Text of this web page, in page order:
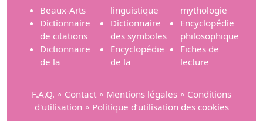
Beaux-Arts
Dictionnaire
de citations
Dictionnaire
de la
linguistique
Dictionnaire
des symboles
Encyclopédie
de la
mythologie
Encyclopédie
philosophique
Fiches de
lecture
F.A.Q. ∘ Contact ∘ Mentions légales ∘ Conditions
d'utilisation ∘ Politique d’utilisation des cookies